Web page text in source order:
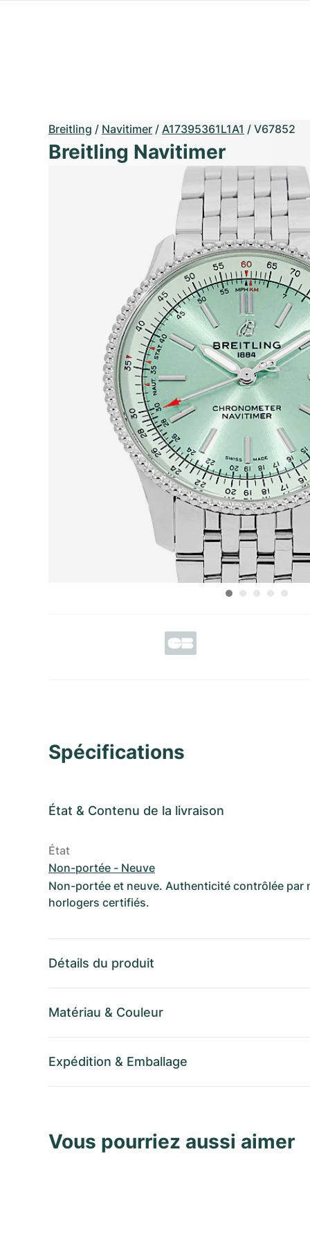
Breitling / Navitimer / A17395361L1A1 / V67852
Breitling Navitimer
Spécifications
État & Contenu de la livraison
État
Non-portée - Neuve
Non-portée et neuve. Authenticité contrôlée par
horlogers certifiés.
Détails du produit
Matériau & Couleur
Expédition & Emballage
Vous pourriez aussi aimer